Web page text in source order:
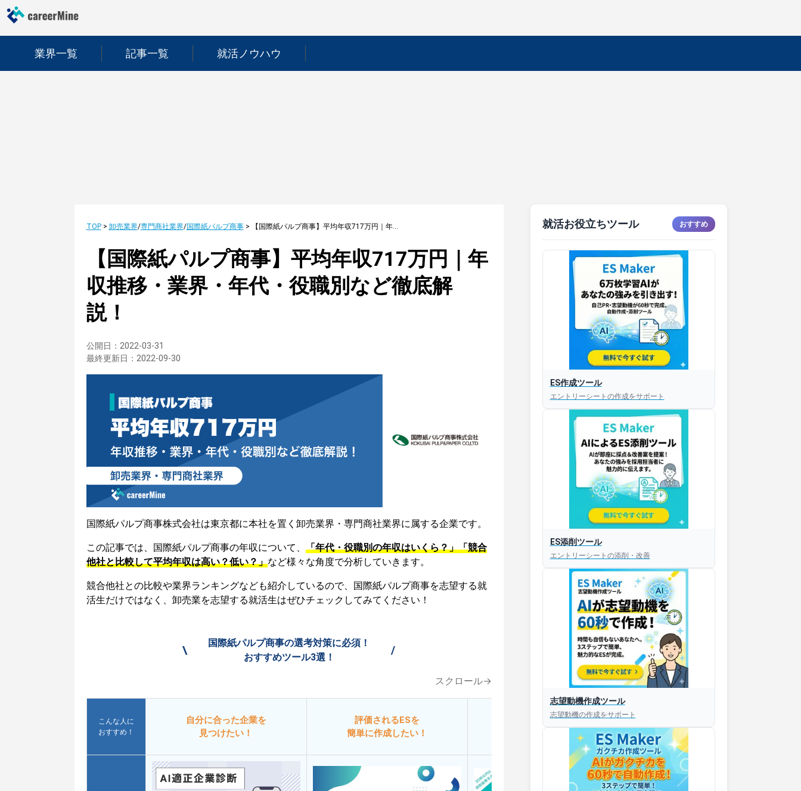
業界一覧 記事一覧 就活ノウハウ
TOP> 卸売業界/専門商社業界/国際紙パルプ商事> 【国際紙パルプ商事】平均年収717万円｜年収推移・業界・年代・役職別など徹底解説！
【国際紙パルプ商事】平均年収717万円｜年
収推移・業界・年代・役職別など徹底解
説！
公開日： 2022-03-31
最終更新日： 2022-09-30
国際紙パルプ商事株式会社は東京都に本社を置く卸売業界・専門商社業界に属する企業です。
この記事では、国際紙パルプ商事の年収について、 「年代・役職別の年収はいくら？」「競合
他社と比較して平均年収は高い？低い？」など様々な角度で分析していきます。
競合他社との比較や業界ランキングなども紹介しているので、国際紙パルプ商事を志望する就
活生だけではなく、卸売業を志望する就活生はぜひチェックしてみてください！
\
国際紙パルプ商事の選考対策に必須！
おすすめツール3選！
/
スクロール→
こんな人に
おすすめ！
自分に合った企業を
見つけたい！
評価されるESを
簡単に作成したい！
今すぐESを
添削してほしい！
就活お役立ちツール おすすめ
ES作成ツール
エントリーシートの作成をサポート
ES添削ツール
エントリーシートの添削・改善
志望動機作成ツール
志望動機の作成をサポート